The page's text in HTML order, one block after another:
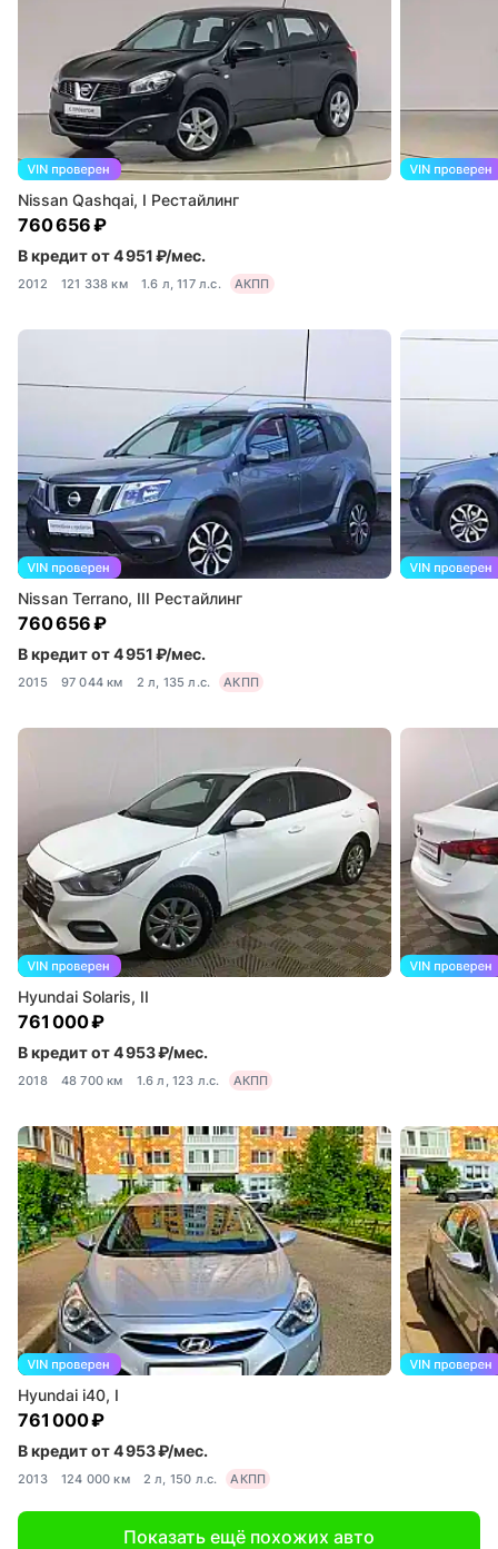
Nissan Qashqai, I Рестайлинг
760 656 ₽
В кредит от 4 951 ₽/мес.
2012 121 338 км 1.6 л, 117 л.с. АКПП
Nissan Terrano, III Рестайлинг
760 656 ₽
В кредит от 4 951 ₽/мес.
2015 97 044 км 2 л, 135 л.с. АКПП
Hyundai Solaris, II
761 000 ₽
В кредит от 4 953 ₽/мес.
2018 48 700 км 1.6 л, 123 л.с. АКПП
Hyundai i40, I
761 000 ₽
В кредит от 4 953 ₽/мес.
2013 124 000 км 2 л, 150 л.с. АКПП
Показать ещё похожих авто